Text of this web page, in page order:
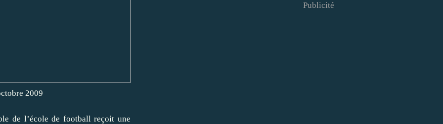
2009
de l’école de football reçoit une
Publicité